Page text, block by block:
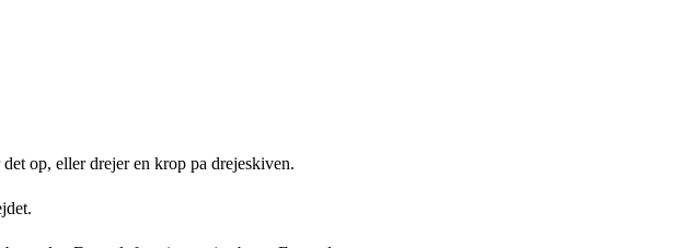
op, eller drejer en krop pa drejeskiven.